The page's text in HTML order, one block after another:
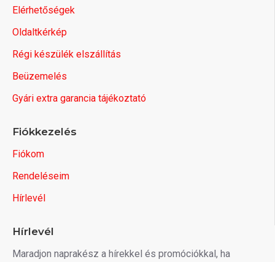
Elérhetőségek
Oldaltkérkép
Régi készülék elszállítás
Beüzemelés
Gyári extra garancia tájékoztató
Fiókkezelés
Fiókom
Rendeléseim
Hírlevél
Hírlevél
Maradjon naprakész a hírekkel és promóciókkal, ha